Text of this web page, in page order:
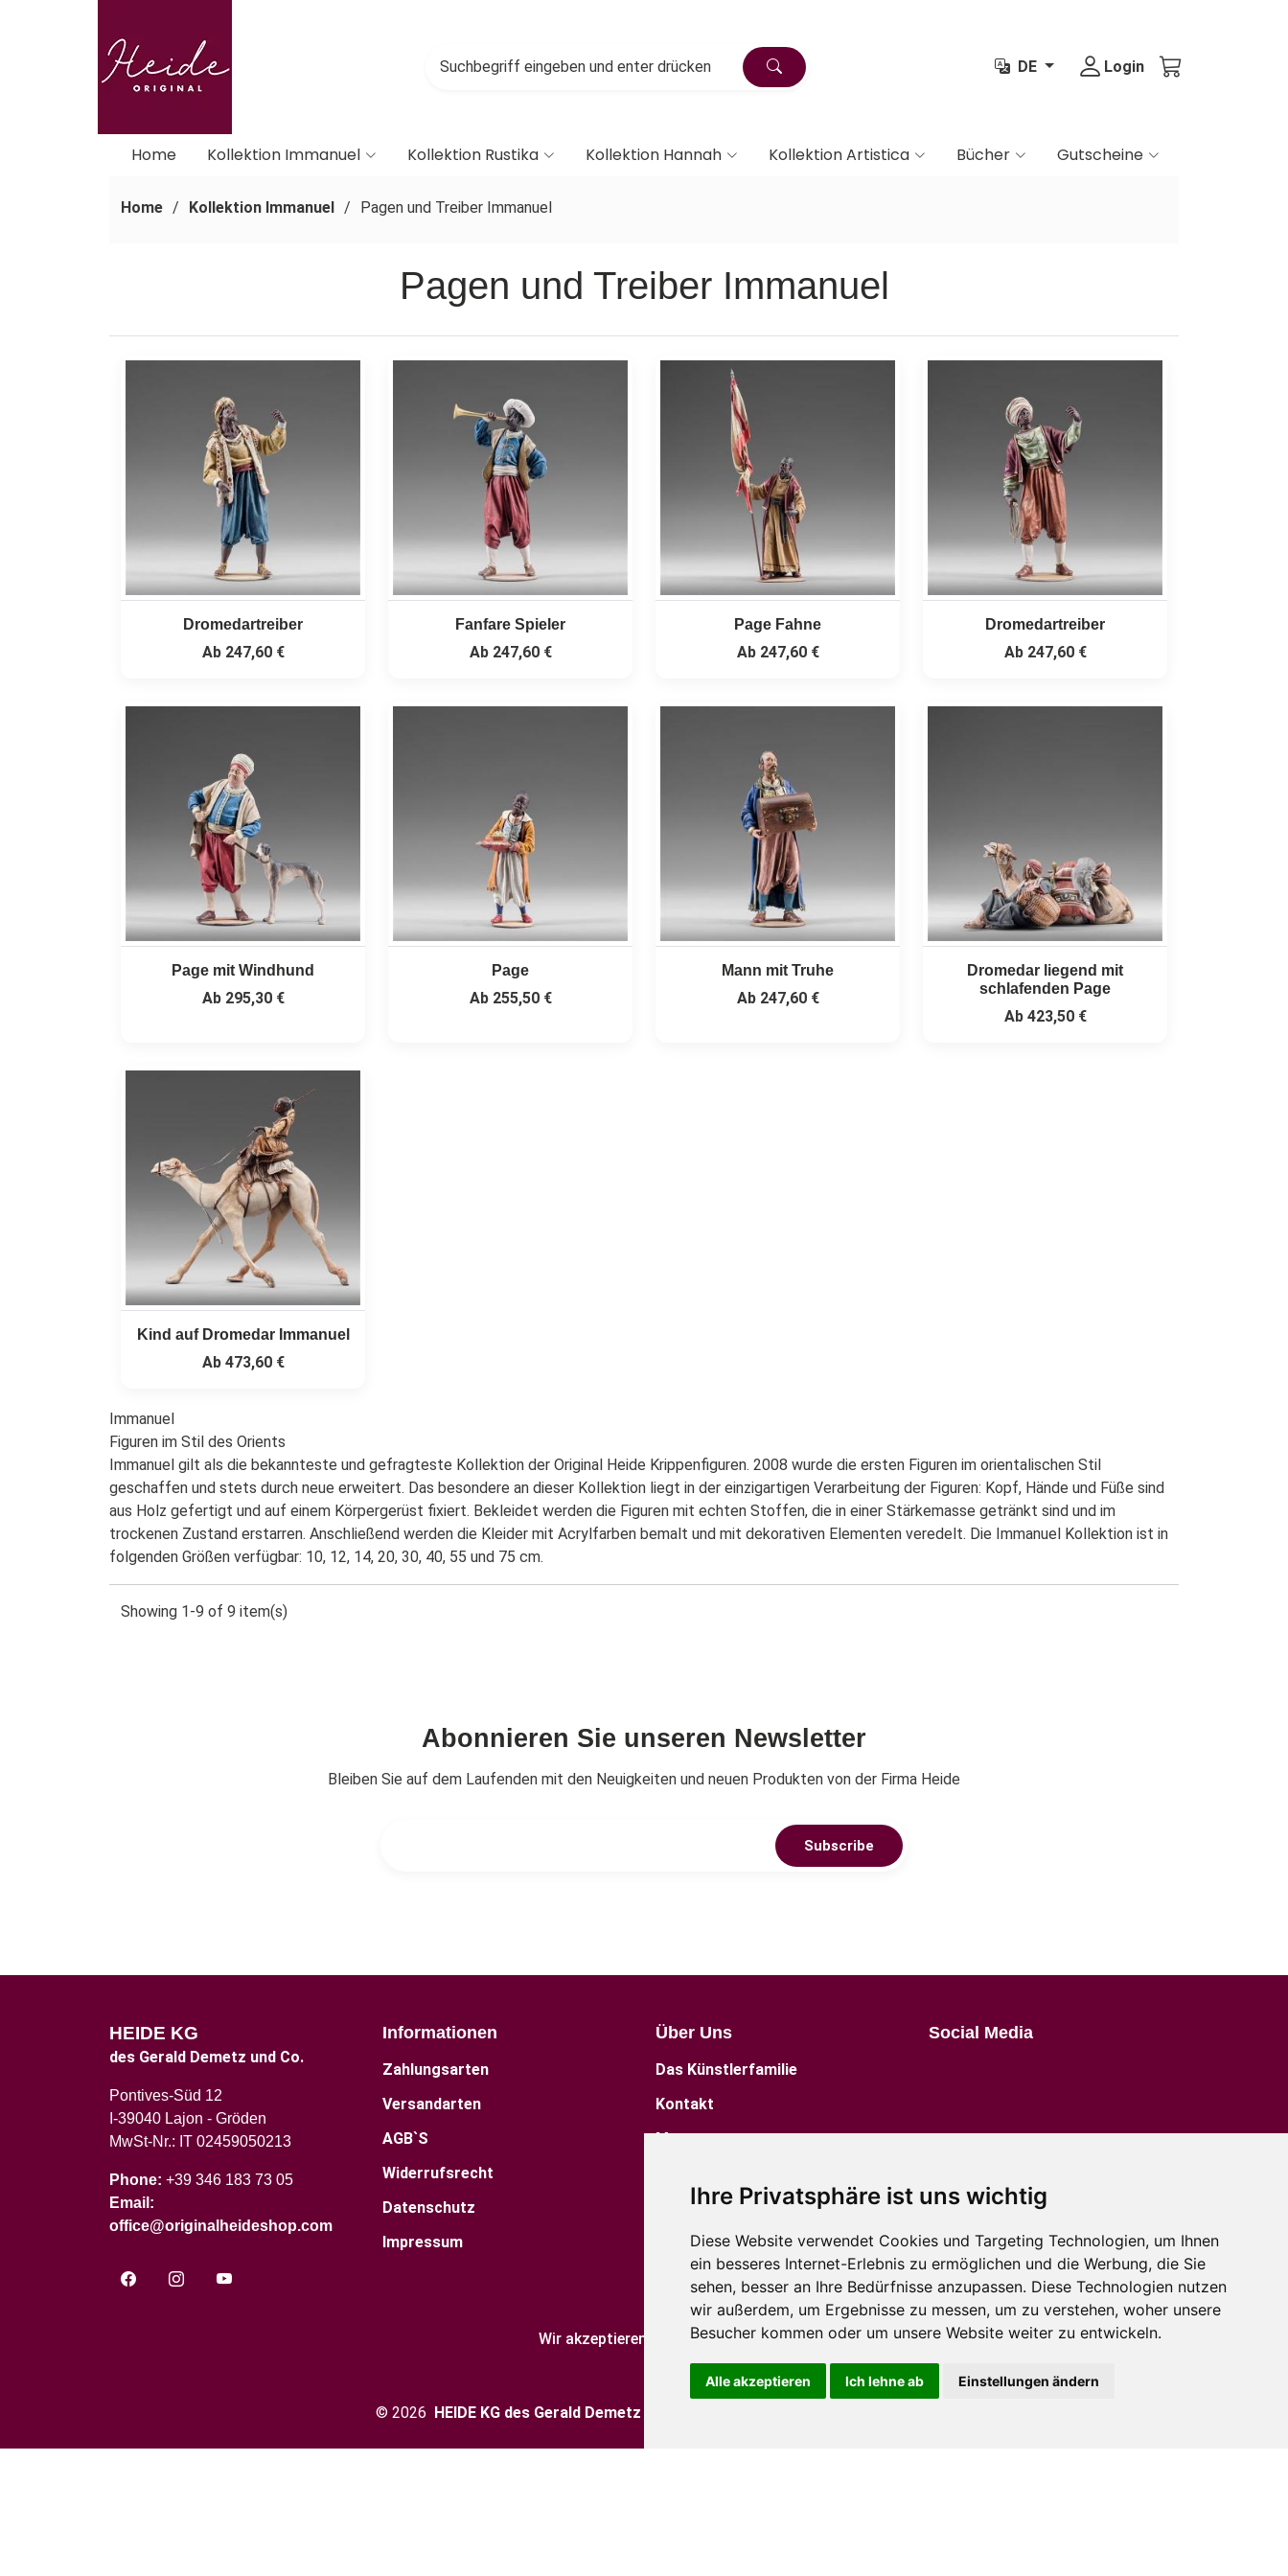
Ihre Privatsphäre ist uns wichtig
Diese Website verwendet Cookies und Targeting Technologien, um Ihnen
ein besseres Internet-Erlebnis zu ermöglichen und die Werbung, die Sie
sehen, besser an Ihre Bedürfnisse anzupassen. Diese Technologien nutzen
wir außerdem, um Ergebnisse zu messen, um zu verstehen, woher unsere
Besucher kommen oder um unsere Website weiter zu entwickeln.
Alle akzeptieren Ich lehne ab Einstellungen ändern
DE Login
Home Kollektion Immanuel Kollektion Rustika Kollektion Hannah Kollektion Artistica Bücher Gutscheine
Home Kollektion Immanuel Pagen und Treiber Immanuel
Pagen und Treiber Immanuel
Dromedartreiber
Ab247,60 €
Fanfare Spieler
Ab247,60 €
Page Fahne
Ab247,60 €
Dromedartreiber
Ab247,60 €
Page mit Windhund
Ab295,30 €
Page
Ab255,50 €
Mann mit Truhe
Ab247,60 €
Dromedar liegend mit
schlafenden Page
Ab423,50 €
Kind auf Dromedar Immanuel
Ab473,60 €
Immanuel
Figuren im Stil des Orients
Immanuel gilt als die bekannteste und gefragteste Kollektion der Original Heide Krippenfiguren. 2008 wurde die ersten Figuren im orientalischen Stil
geschaffen und stets durch neue erweitert. Das besondere an dieser Kollektion liegt in der einzigartigen Verarbeitung der Figuren: Kopf, Hände und Füße sind
aus Holz gefertigt und auf einem Körpergerüst fixiert. Bekleidet werden die Figuren mit echten Stoffen, die in einer Stärkemasse getränkt sind und im
trockenen Zustand erstarren. Anschließend werden die Kleider mit Acrylfarben bemalt und mit dekorativen Elementen veredelt. Die Immanuel Kollektion ist in
folgenden Größen verfügbar: 10, 12, 14, 20, 30, 40, 55 und 75 cm.
Showing 1-9 of 9 item(s)
Abonnieren Sie unseren Newsletter
Bleiben Sie auf dem Laufenden mit den Neuigkeiten und neuen Produkten von der Firma Heide
Subscribe
HEIDE KG
des Gerald Demetz und Co.
Pontives-Süd 12
I-39040 Lajon - Gröden
MwSt-Nr.: IT 02459050213
Phone: +39 346 183 73 05
Email:
office@originalheideshop.com
Informationen
Zahlungsarten
Versandarten
AGB`S
Widerrufsrecht
Datenschutz
Impressum
Über Uns
Das Künstlerfamilie
Kontakt
Museum
Standorte
Kataloge
Social Media
Wir akzeptieren:
© 2026 HEIDE KG des Gerald Demetz und Co. -